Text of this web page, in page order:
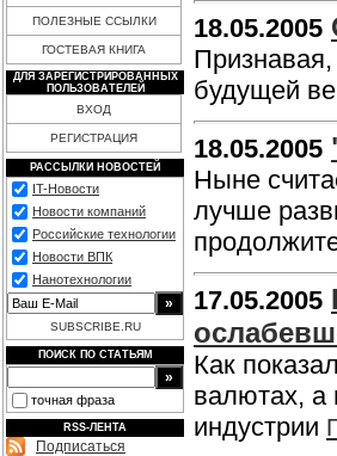
ПОЛЕЗНЫЕ ССЫЛКИ
ГОСТЕВАЯ КНИГА
ДЛЯ ЗАРЕГИСТРИРОВАННЫХ
ПОЛЬЗОВАТЕЛЕЙ
ВХОД
РЕГИСТРАЦИЯ
РАССЫЛКИ НОВОСТЕЙ
IT-Новости
Новости компаний
Российские технологии
Новости ВПК
Нанотехнологии
SUBSCRIBE.RU
ПОИСК ПО СТАТЬЯМ
точная фраза
RSS-ЛЕНТА
Подписаться
18.05.2005
будущей
18.05.2005
Ныне
лучше
17.05.2005
Как
валютах, а
индустрии